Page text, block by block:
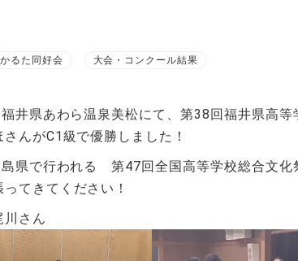
かるた同好会 大会・コンクール結果
井県あわら温泉美松にて、第38回福井県高等
んがC1級で優勝しました！
県で行われる 第47回全国高等学校総合文
てきてください！
川さん